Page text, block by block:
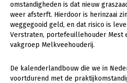
Natuur, klimaat en energie
Bodem en water
Platteland en omgeving
Internationaal
omstandigheden is dat nieuw
weer afsterft. Hierdoor is herinzaai
weggegooid geld, en dat risico is
Verstraten, portefeuillehouder Mest
vakgroep Melkveehouderij.
De kalenderlandbouw die we in
voortdurend met de